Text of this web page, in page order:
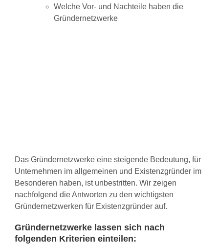
Welche Vor- und Nachteile haben die
Gründernetzwerke
Das Gründernetzwerke eine steigende Bedeutung, für
Unternehmen im allgemeinen und Existenzgründer im
Besonderen haben, ist unbestritten. Wir zeigen
nachfolgend die Antworten zu den wichtigsten
Gründernetzwerken für Existenzgründer auf.
Gründernetzwerke lassen sich nach
folgenden Kriterien einteilen: